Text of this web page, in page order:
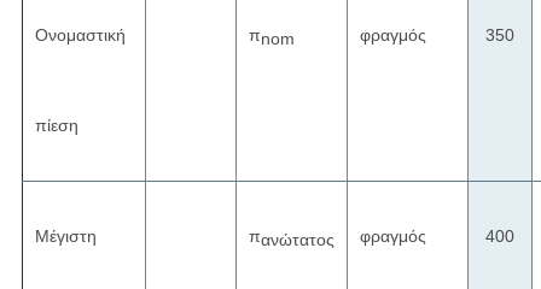
Ονομαστική
πίεση
πnom φραγμός 350
Μέγιστη πανώτατος φραγμός 400